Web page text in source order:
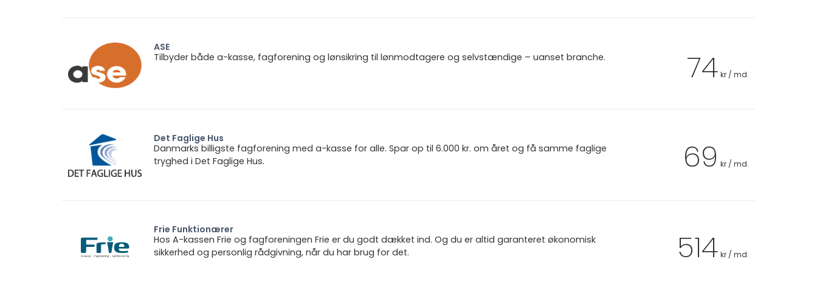
ASE
Tilbyder både a-kasse, fagforening og lønsikring til lønmodtagere og selvstændige – uanset branche.
74 kr / md.
Det Faglige Hus
Danmarks billigste fagforening med a-kasse for alle. Spar op til 6.000 kr. om året og få samme faglige
tryghed i Det Faglige Hus.
69 kr / md.
Frie Funktionærer
Hos A-kassen Frie og fagforeningen Frie er du godt dækket ind. Og du er altid garanteret økonomisk
sikkerhed og personlig rådgivning, når du har brug for det.
514 kr / md.